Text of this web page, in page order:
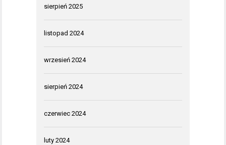
sierpień 2025
listopad 2024
wrzesień 2024
sierpień 2024
czerwiec 2024
luty 2024